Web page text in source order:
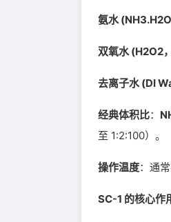
氨水
双氧水 (H2O2
去离子水 (DI
经典体积比：
至 1:2:100）。
操作温度：通
SC-1 的核心作